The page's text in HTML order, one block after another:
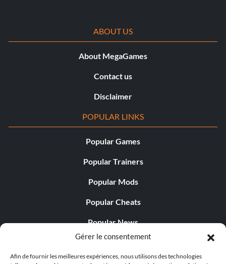
Gérer le consentement
Afin de fournir les meilleures expériences, nous utilisons des technologies
ABOUT US
About MegaGames
Contact us
Disclaimer
POPULAR LINKS
Popular Games
Popular Trainers
Popular Mods
Popular Cheats
Popular News
Popular Editorials
Popular Free Games